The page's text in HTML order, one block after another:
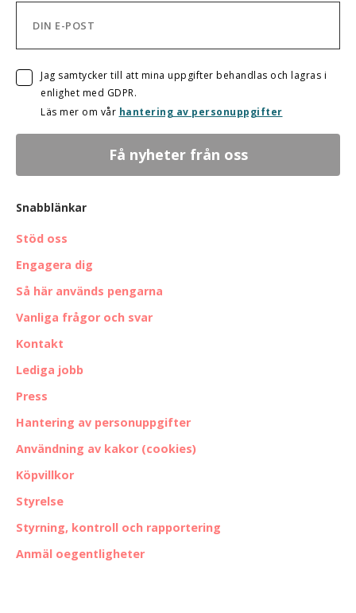
Jag samtycker till att mina uppgifter behandlas och lagras i
enlighet med GDPR.
Läs mer om vår hantering av personuppgifter
Snabblänkar
Stöd oss
Engagera dig
Så här används pengarna
Vanliga frågor och svar
Kontakt
Lediga jobb
Press
Hantering av personuppgifter
Användning av kakor (cookies)
Köpvillkor
Styrelse
Styrning, kontroll och rapportering
Anmäl oegentligheter